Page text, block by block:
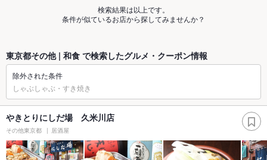
検索結果は以上です。
条件が似ているお店から探してみませんか？
東京都その他 | 和食 で検索したグルメ・クーポン情報
除外された条件
しゃぶしゃぶ・すき焼き
やきとりにしだ場 久米川店
その他東京都 居酒屋